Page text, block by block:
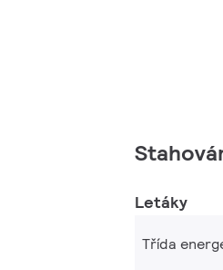
Letáky
Třída